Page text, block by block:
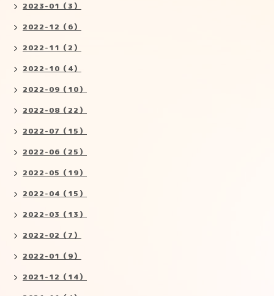
2023-01（3）
2022-12（6）
2022-11（2）
2022-10（4）
2022-09（10）
2022-08（22）
2022-07（15）
2022-06（25）
2022-05（19）
2022-04（15）
2022-03（13）
2022-02（7）
2022-01（9）
2021-12（14）